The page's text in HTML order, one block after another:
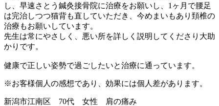
し、早速さとう鍼灸接骨院に治療をお願いし、1ヶ月で腰足
は完治しつつ猫背も直していただき、今めまいもあり頚椎の
治療もお願いしています。
先生は常にやさしく、悪い所を詳しく説明してくださり大助
かりです。
健康で正しい姿勢で過ごしたいと治療に通っています。
※お客様個人の感想であり、効果には個人差があります。
新潟市江南区 70代 女性 肩の痛み